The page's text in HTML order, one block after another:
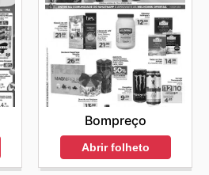
Bompreço
Abrir folheto